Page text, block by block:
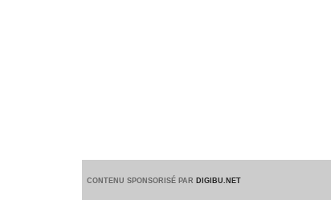
CONTENU SPONSORISÉ PAR DIGIBU.NET